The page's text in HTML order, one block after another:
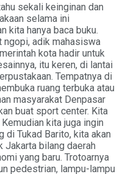
sekali keinginan dan
selama ini
kita hanya baca buku.
ngopi, adik mahasiswa
kota hadir untuk
itu keren, di lantai
Tempatnya di
ruang terbuka atau
masyarakat Denpasar
buat sport center. Kita
kita juga ingin
di Tukad Barito, kita akan
Jakarta bilang daerah
yang baru. Trotoarnya
pedestrian, lampu-lampu